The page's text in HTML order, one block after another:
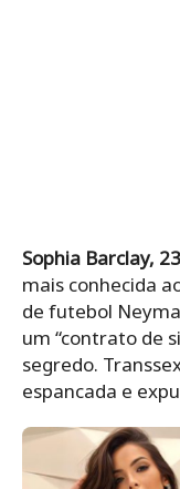
Sophia Barclay,
mais conhecida
de futebol
um “contrato de
segredo.
espancada e